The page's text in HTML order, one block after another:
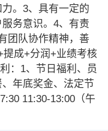
。3、具有一定的
务意识。4、有责
团队协作精神，善
成+分润+业绩考核
：1、节日福利、员
年底奖金、法定节
11:30-13:00（午